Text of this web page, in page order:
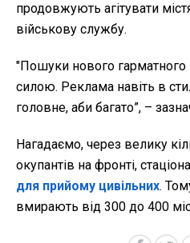
продовжують агітувати
військову службу.
"Пошуки нового гарматного
силою. Реклама навіть в
головне, аби багато”, –
Нагадаємо, через велику
окупантів на фронті,
для прийому цивільних.
вмирають від 300 до 400